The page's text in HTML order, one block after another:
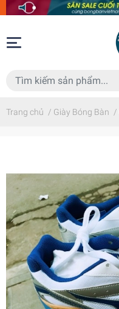
Trang chủ / Giày Bóng Bàn /